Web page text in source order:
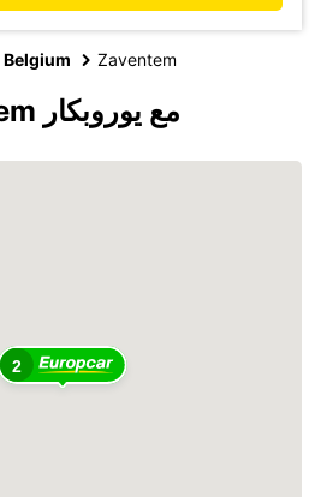
Belgium Zaventem
اكتشف Zaventem مع يوروبكار
2